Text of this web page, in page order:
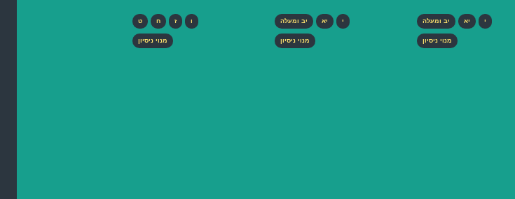
י יא יב ומעלה
מנוי ניסיון
י יא יב ומעלה
מנוי ניסיון
ו ז ח ט
מנוי ניסיון